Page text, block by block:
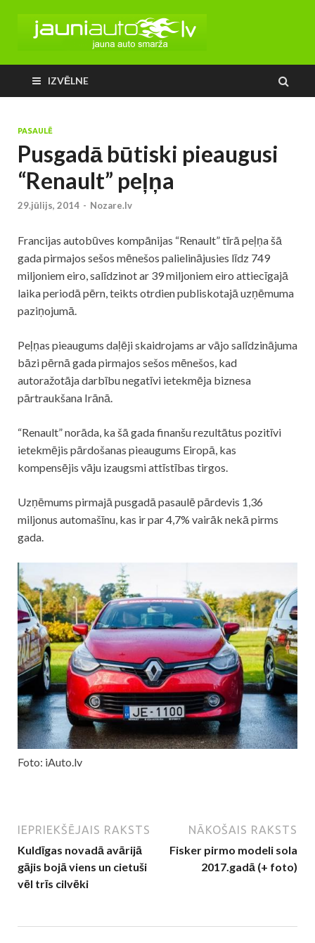
IZVĒLNE
PASAULĒ
Pusgadā būtiski pieaugusi
“Renault” peļņa
29.jūlijs, 2014 - Nozare.lv
Francijas autobūves kompānijas “Renault” tīrā peļņa šā
gada pirmajos sešos mēnešos palielinājusies līdz 749
miljoniem eiro, salīdzinot ar 39 miljoniem eiro attiecīgajā
laika periodā pērn, teikts otrdien publiskotajā uzņēmuma
paziņojumā.
Peļņas pieaugums daļēji skaidrojams ar vājo salīdzinājuma
bāzi pērnā gada pirmajos sešos mēnešos, kad
autoražotāja darbību negatīvi ietekmēja biznesa
pārtraukšana Irānā.
“Renault” norāda, ka šā gada finanšu rezultātus pozitīvi
ietekmējis pārdošanas pieaugums Eiropā, kas
kompensējis vāju izaugsmi attīstības tirgos.
Uzņēmums pirmajā pusgadā pasaulē pārdevis 1,36
miljonus automašīnu, kas ir par 4,7% vairāk nekā pirms
gada.
Foto: iAuto.lv
IEPRIEKŠĒJAIS RAKSTS
Kuldīgas novadā avārijā
gājis bojā viens un cietuši
vēl trīs cilvēki
NĀKOŠAIS RAKSTS
Fisker pirmo modeli sola
2017.gadā (+ foto)